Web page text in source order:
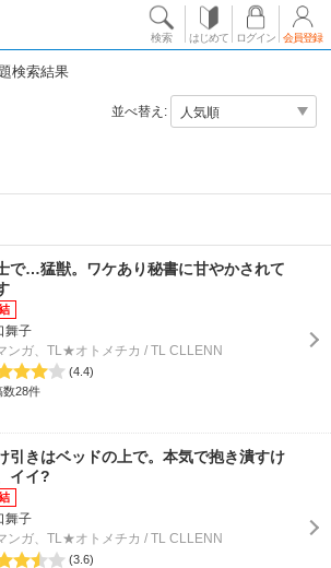
検索 はじめて ログイン 会員登録
検索結果
並べ替え:
で…猛獣。ワケあり秘書に甘やかされて
舞子
ンガ、TL★オトメチカ / TL CLLENN
(4.4)
数28件
引きはベッドの上で。本気で抱き潰すけ
イイ?
舞子
ンガ、TL★オトメチカ / TL CLLENN
(3.6)